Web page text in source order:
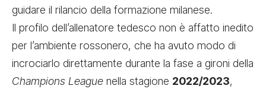
guidare il rilancio della formazione milanese.
Il profilo dell’allenatore tedesco non è affatto inedito
per l’ambiente rossonero, che ha avuto modo di
incrociarlo direttamente durante la fase a gironi della
Champions League nella stagione 2022/2023,